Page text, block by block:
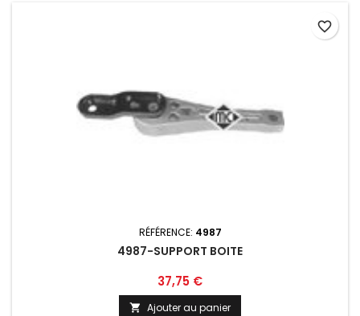
RÉFÉRENCE: 4987
4987-SUPPORT BOITE
Prix
37,75 €
 Ajouter au panier
favorite_border